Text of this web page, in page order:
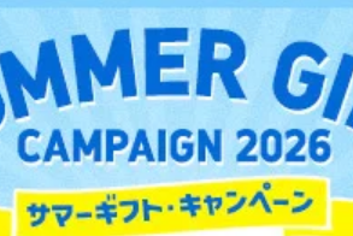
DOWNLOAD FOR ANDROID
ご利用方法はこちら
総合案内